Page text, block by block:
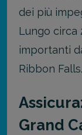
dei più
Lungo circa
importanti
Ribbon Falls.
Grand